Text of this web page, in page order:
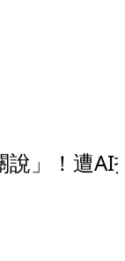
說」！遭AI